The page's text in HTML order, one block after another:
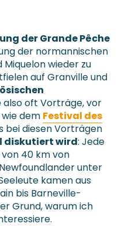
der Grande Pêche
der normannischen
Miquelon wieder zu
auf Granville und
also oft Vorträge, vor
dem Festival des
bei diesen Vorträgen
diskutiert wird: Jede
von 40 km von
unter
kamen aus
bis Barneville-
Grund, warum ich